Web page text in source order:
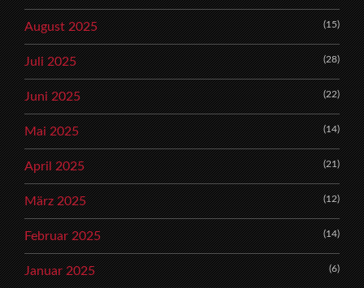
August 2025 (15)
Juli 2025 (28)
Juni 2025 (22)
Mai 2025 (14)
April 2025 (21)
März 2025 (12)
Februar 2025 (14)
Januar 2025 (6)